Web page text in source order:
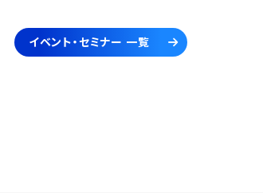
イベント・セミナー 一覧